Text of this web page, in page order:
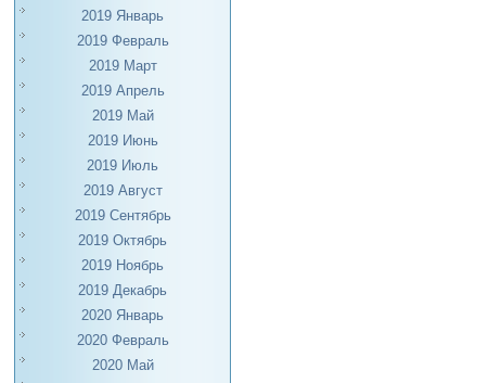
2019 Январь
2019 Февраль
2019 Март
2019 Апрель
2019 Май
2019 Июнь
2019 Июль
2019 Август
2019 Сентябрь
2019 Октябрь
2019 Ноябрь
2019 Декабрь
2020 Январь
2020 Февраль
2020 Май